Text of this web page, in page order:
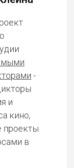
-
и
кино,
проекты
в